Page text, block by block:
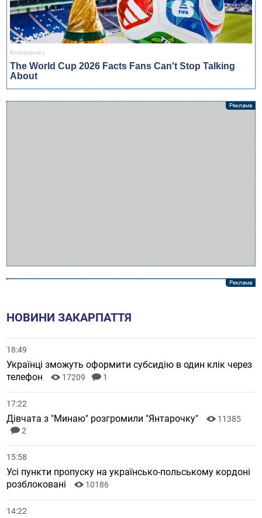
НОВИНИ ЗАКАРПАТТЯ
18:49
Українці зможуть оформити субсидію в один клік через
телефон
17209 1
17:22
Дівчата з "Минаю" розгромили "Янтарочку"
11385
2
15:58
Усі пункти пропуску на українсько-польському кордоні
розблоковані
10186
14:22